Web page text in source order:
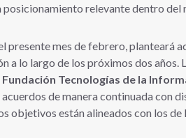
relevante dentro del
presente mes de febrero, planteará
a lo largo de los próximos dos años.
Fundación Tecnologías de la
de manera continuada con
objetivos están alineados con los de